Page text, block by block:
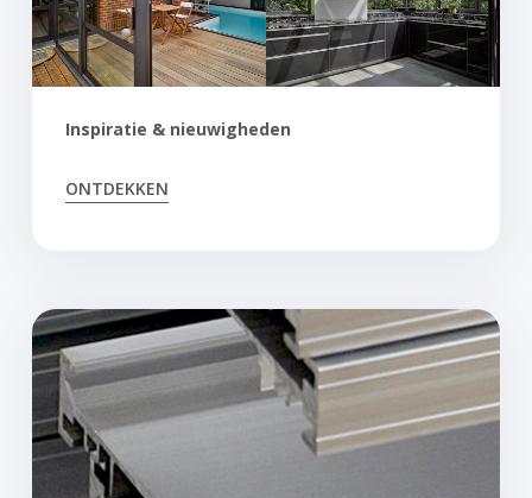
Inspiratie & nieuwigheden
ONTDEKKEN